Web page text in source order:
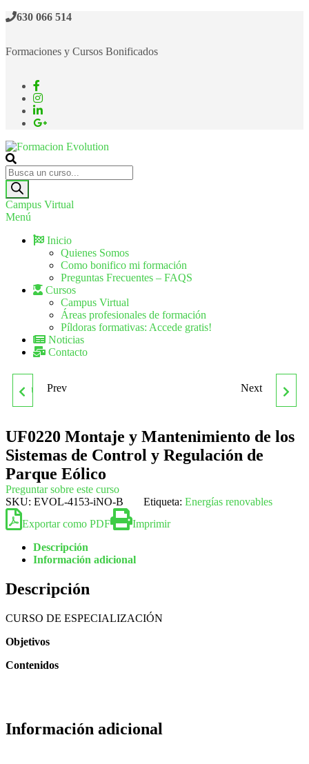
630 066 514
Formaciones y Cursos Bonificados
Formacion Evolution
Cursos de formación continua
Campus Virtual
Menú
Inicio
Quienes Somos
Como bonifico mi formación
Preguntas Frecuentes – FAQS
Cursos
Campus Virtual
Áreas profesionales de formación
Píldoras formativas: Accede gratis!
Noticias
Contacto
UF0217 DESARROLLO DE
INSTALACIONES DE
ENERGÍA MINI-EÓLICA
AISLADA
Prev UF0221 PREPARACIÓN
EQUIPOS PARA ENSAYOS
Next
UF0220 Montaje y Mantenimiento de los
Sistemas de Control y Regulación de
Parque Eólico
Preguntar sobre este curso
SKU: EVOL-4153-iNO-B Etiqueta: Energías renovables
Exportar como PDF
Imprimir
Descripción
Información adicional
Descripción
CURSO DE ESPECIALIZACIÓN
Objetivos
Contenidos
Información adicional